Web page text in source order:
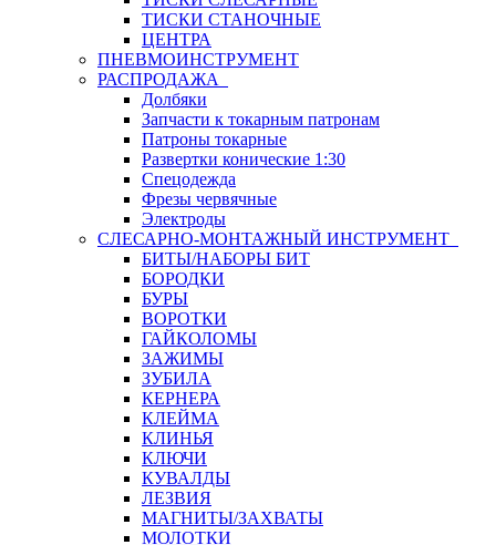
ТИСКИ СТАНОЧНЫЕ
ЦЕНТРА
ПНЕВМОИНСТРУМЕНТ
РАСПРОДАЖА
Долбяки
Запчасти к токарным патронам
Патроны токарные
Развертки конические 1:30
Спецодежда
Фрезы червячные
Электроды
СЛЕСАРНО-МОНТАЖНЫЙ ИНСТРУМЕНТ
БИТЫ/НАБОРЫ БИТ
БОРОДКИ
БУРЫ
ВОРОТКИ
ГАЙКОЛОМЫ
ЗАЖИМЫ
ЗУБИЛА
КЕРНЕРА
КЛЕЙМА
КЛИНЬЯ
КЛЮЧИ
КУВАЛДЫ
ЛЕЗВИЯ
МАГНИТЫ/ЗАХВАТЫ
МОЛОТКИ